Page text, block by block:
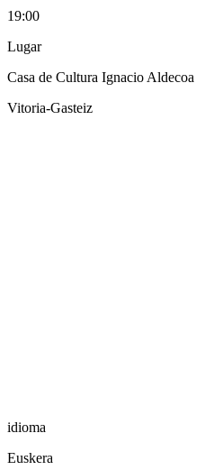
19:00
Lugar
Casa de Cultura Ignacio Aldecoa
Vitoria-Gasteiz
idioma
Euskera